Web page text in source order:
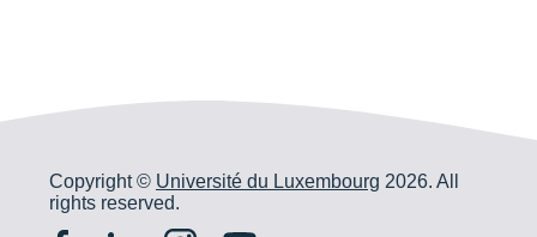
Copyright © Université du Luxembourg 2026. All
rights reserved.